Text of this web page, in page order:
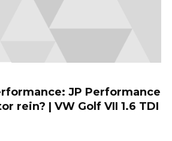
JP Performance
rein? | VW Golf VII 1.6 TDI